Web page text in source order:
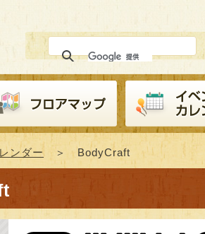
ンダー ＞ BodyCraft